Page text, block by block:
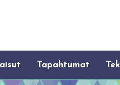
Tapahtumat